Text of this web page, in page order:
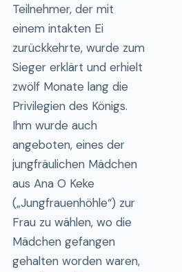
Teilnehmer, der mit
einem intakten Ei
zurückkehrte, wurde zum
Sieger erklärt und erhielt
zwölf Monate lang die
Privilegien des Königs.
Ihm wurde auch
angeboten, eines der
jungfräulichen Mädchen
aus Ana O Keke
(„Jungfrauenhöhle“) zur
Frau zu wählen, wo die
Mädchen gefangen
gehalten worden waren,